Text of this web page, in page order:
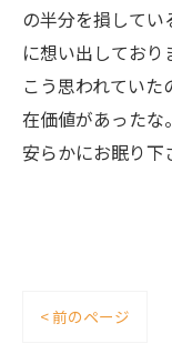
の半分を損してい
に想い出してお
こう思われてい
在価値があったな
安らかにお眠り下
< 前のページ